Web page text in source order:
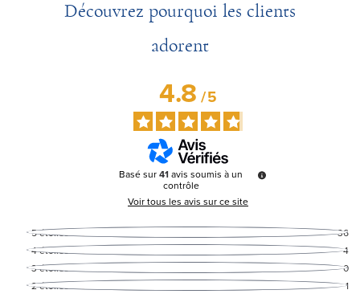
Découvrez pourquoi les clients
adorent
4.8/5
Basé sur41avis soumis à un
contrôle
Voir tous les avis sur ce site
5étoiles
36
4étoiles
4
3étoiles
0
2étoiles
1